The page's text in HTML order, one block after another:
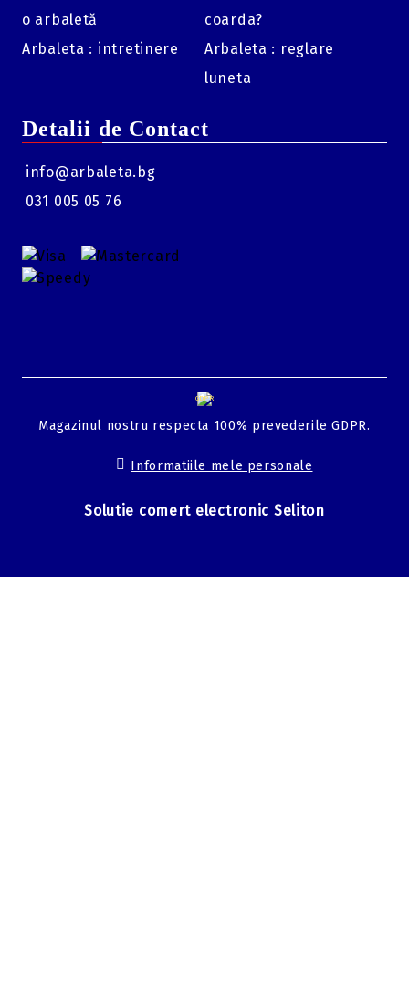
o arbaletă
Arbaleta : intretinere
coarda?
Arbaleta : reglare
luneta
Detalii de Contact
info@arbaleta.bg
031 005 05 76
GDPR
Magazinul nostru respecta 100% prevederile GDPR.
Informatiile mele personale
Solutie comert electronic Seliton